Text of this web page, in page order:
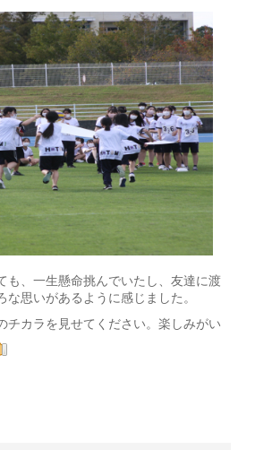
も、一生懸命挑んでいたし、友達に渡
な思いがあるように感じました。
チカラを見せてください。楽しみがい